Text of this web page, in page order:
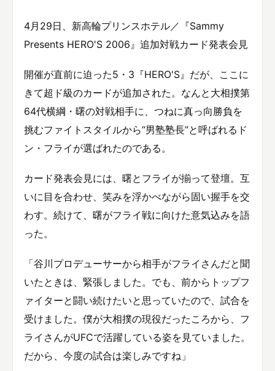
4月29日、新高輪プリンスホテル／『Sammy
Presents HERO'S 2006』追加対戦カード発表会見
開催が直前に迫った5・3『HERO'S』だが、ここに
きて超ド級のカードが追加された。なんと大相撲第
64代横綱・曙の対戦相手に、つねに真っ向勝負を
挑むファイトスタイルから“男塾塾長”と呼ばれるド
ン・フライが選ばれたのである。
カード発表会見には、曙とフライが揃って登壇。互
いに目を合わせ、笑みを浮かべながら固い握手を交
わす。続けて、曙がフライ戦に向けた意気込みを語
った。
「谷川プロデューサーから相手がフライさんだと聞
いたときは、緊張しました。でも、前からトップフ
ァイターと闘い続けたいと思っていたので、試合を
受けました。僕が大相撲の現役だったころから、フ
ライさんがUFCで活躍している姿を見ていました。
だから、今度の試合は楽しみですね」